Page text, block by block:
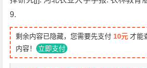
9.
剩余内容已隐藏，您需要先支付 10元 才能
内容！ 立即支付